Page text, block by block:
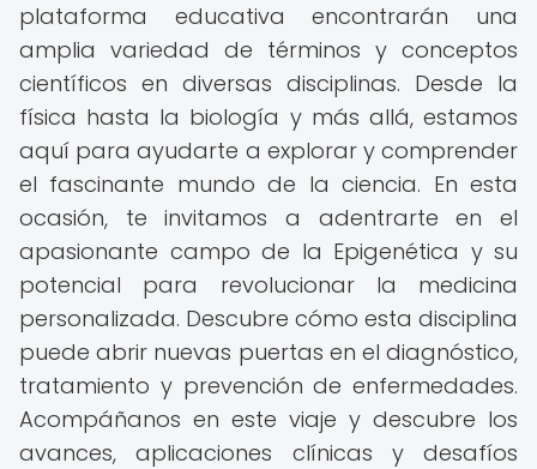
plataforma educativa encontrarán una
amplia variedad de términos y conceptos
científicos en diversas disciplinas. Desde la
física hasta la biología y más allá, estamos
aquí para ayudarte a explorar y comprender
el fascinante mundo de la ciencia. En esta
ocasión, te invitamos a adentrarte en el
apasionante campo de la Epigenética y su
potencial para revolucionar la medicina
personalizada. Descubre cómo esta disciplina
puede abrir nuevas puertas en el diagnóstico,
tratamiento y prevención de enfermedades.
Acompáñanos en este viaje y descubre los
avances, aplicaciones clínicas y desafíos